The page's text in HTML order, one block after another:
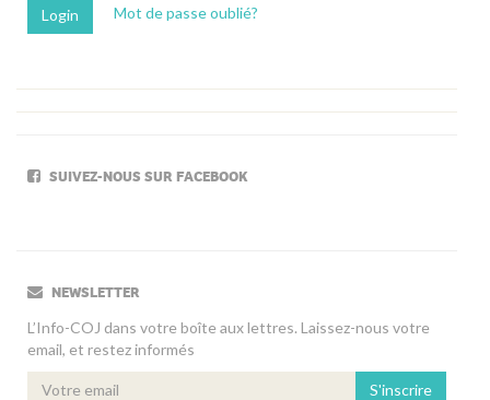
Mot de passe oublié?
SUIVEZ-NOUS SUR FACEBOOK
NEWSLETTER
L’Info-COJ dans votre boîte aux lettres. Laissez-nous votre
email, et restez informés
S'inscrire